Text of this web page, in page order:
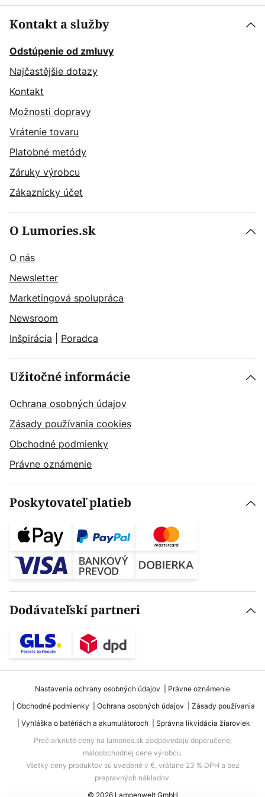
Kontakt a služby
Odstúpenie od zmluvy
Najčastějšie dotazy
Kontakt
Možnosti dopravy
Vrátenie tovaru
Platobné metódy
Záruky výrobcu
Zákaznícky účet
O Lumories.sk
O nás
Newsletter
Marketingová spolupráca
Newsroom
Inšpirácia
Poradca
Užitočné informácie
Ochrana osobných údajov
Zásady používania cookies
Obchodné podmienky
Právne oznámenie
Poskytovateľ platieb
Dodávateľskí partneri
Nastavenia ochrany osobných údajov
Právne oznámenie
Obchodné podmienky
Ochrana osobných údajov
Zásady používania
Vyhláška o batériách a akumulátoroch
Správna likvidácia žiaroviek
Prečiarknuté ceny na lumories.sk zodpovedajú doporučenej
maloobchodnej cene výrobcu.
Všetky ceny produktov sú uvedené v €, vrátane 23 % DPH a bez
prepravných nákladov.
© 2026 Lampenwelt GmbH